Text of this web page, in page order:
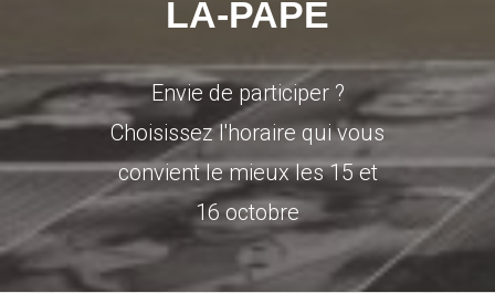
LA-PAPE
Envie de participer ?
Choisissez l'horaire qui vous
convient le mieux les 15 et
16 octobre